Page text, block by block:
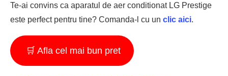
Te-ai convins ca aparatul de aer conditionat LG Prestige
este perfect pentru tine? Comanda-l cu un clic aici.
🛒 Afla cel mai bun pret